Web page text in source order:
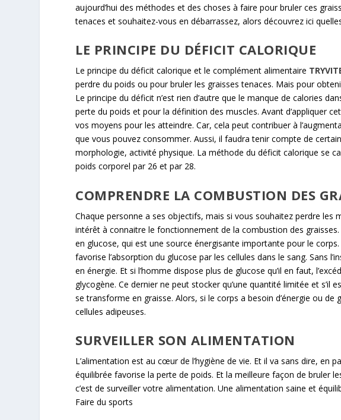
aujourd’hui des méthodes et des choses à faire pour bruler ces
tenaces et souhaitez-vous en débarrassez, alors découvrez ici
LE PRINCIPE DU DÉFICIT CALORIQUE
Le principe du déficit calorique et le complément alimentaire
perdre du poids ou pour bruler les graisses tenaces. Mais pour
Le principe du déficit n’est rien d’autre que le manque de calories
perte du poids et pour la définition des muscles. Avant d‘appliquer
vos moyens pour les atteindre. Car, cela peut contribuer à
que vous pouvez consommer. Aussi, il faudra tenir compte de
morphologie, activité physique. La méthode du déficit calorique se
poids corporel par 26 et par 28.
COMPRENDRE LA COMBUSTION DES
Chaque personne a ses objectifs, mais si vous souhaitez perdre les
intérêt à connaitre le fonctionnement de la combustion des
en glucose, qui est une source énergisante importante pour le corps.
favorise l’absorption du glucose par les cellules dans le sang. Sans
en énergie. Et si l’homme dispose plus de glucose qu’il en faut,
glycogène. Ce dernier ne peut stocker qu’une quantité limitée et s’il
se transforme en graisse. Alors, si le corps a besoin d’énergie ou de
cellules adipeuses.
SURVEILLER SON ALIMENTATION
L’alimentation est au cœur de l’hygiène de vie. Et il va sans dire, en
équilibrée favorise la perte de poids. Et la meilleure façon de bruler
c’est de surveiller votre alimentation. Une alimentation saine et
Faire du sports